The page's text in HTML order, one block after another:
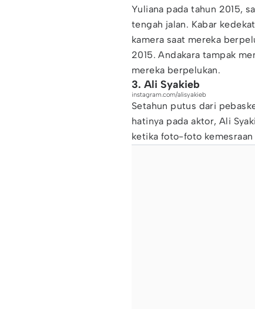
Yuliana pada tahun 2015,
tengah jalan. Kabar
kamera saat mereka
2015. Andakara tampak
mereka berpelukan.
3. Ali Syakieb
instagram.com/alisyakieb
Setahun putus dari
hatinya pada aktor, Ali
ketika foto-foto